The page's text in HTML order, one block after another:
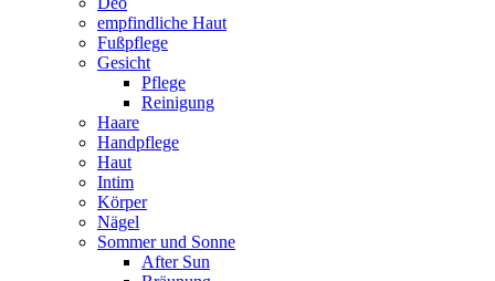
empfindliche Haut
Fußpflege
Gesicht
Pflege
Reinigung
Haare
Handpflege
Haut
Intim
Körper
Nägel
Sommer und Sonne
After Sun